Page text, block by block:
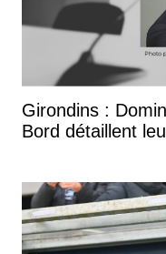
Girondins :
Bord détaillent